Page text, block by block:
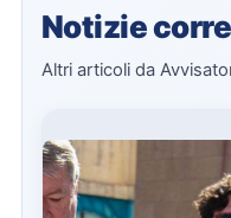
Notizie
Altri articoli da